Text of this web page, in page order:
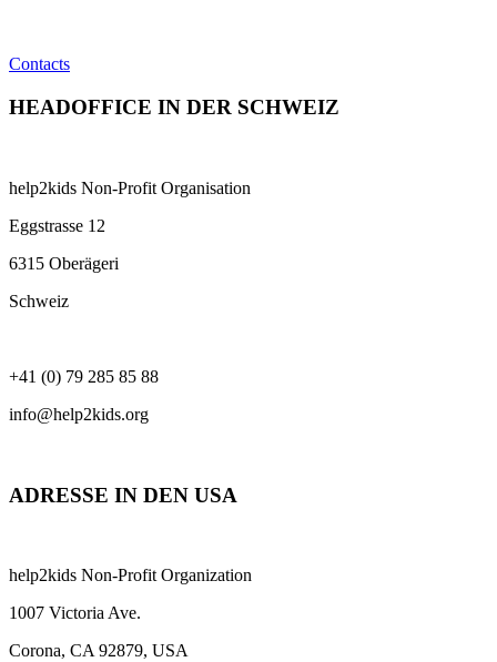
Contacts
HEADOFFICE IN DER SCHWEIZ
help2kids Non-Profit Organisation
Eggstrasse 12
6315 Oberägeri
Schweiz
+41 (0) 79 285 85 88
info@help2kids.org
ADRESSE IN DEN USA
help2kids Non-Profit Organization
1007 Victoria Ave.
Corona, CA 92879, USA